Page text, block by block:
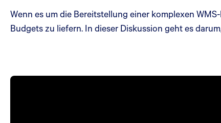
Wenn es um die Bereitstellung einer komplexen
Budgets zu liefern. In dieser Diskussion geht es